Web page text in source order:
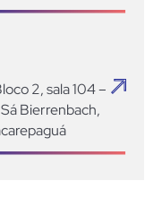
2, sala 104 –
Bierrenbach,